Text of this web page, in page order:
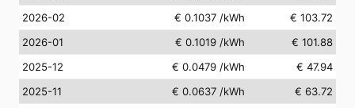
2026-02
€ 0.1037 /kWh
€ 103.72
2026-01
€ 0.1019 /kWh
€ 101.88
2025-12
€ 0.0479 /kWh
€ 47.94
2025-11
€ 0.0637 /kWh
€ 63.72